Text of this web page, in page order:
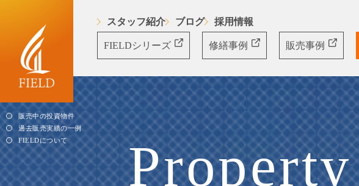
スタッフ紹介 ブログ 採用情報
FIELDシリーズ 修繕事例 販売事例
Property
販売中の投資物件
過去販売実績の一例
FIELDについて